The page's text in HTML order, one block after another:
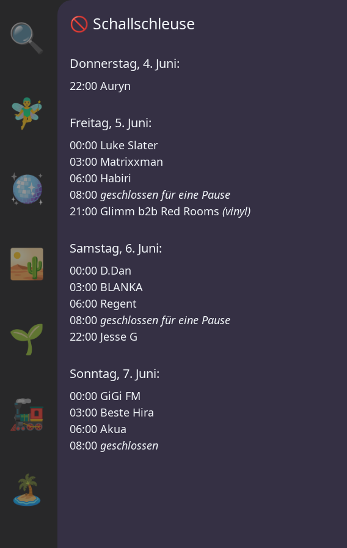
🔍
🧚‍♂️
🪩
🏜️
🌱
🚂
🏝️
Schallschleuse Zeitplan – Zurück zu den Wurzeln festival
🚫 Schallschleuse
Donnerstag, 4. Juni:
22:00 Auryn
Freitag, 5. Juni:
00:00 Luke Slater
03:00 Matrixxman
06:00 Habiri
08:00 geschlossen für eine Pause
21:00 Glimm b2b Red Rooms (vinyl)
Samstag, 6. Juni:
00:00 D.Dan
03:00 BLANKA
06:00 Regent
08:00 geschlossen für eine Pause
22:00 Jesse G
Sonntag, 7. Juni:
00:00 GiGi FM
03:00 Beste Hira
06:00 Akua
08:00 geschlossen